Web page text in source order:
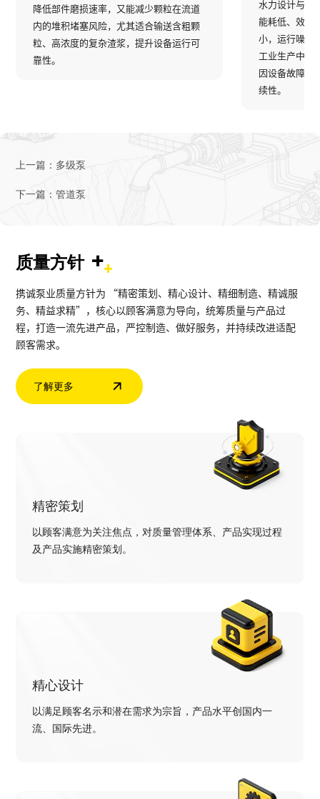
降低部件磨损速率，又能减少颗粒在流道
内的堆积堵塞风险，尤其适合输送含粗颗
粒、高浓度的复杂渣浆，提升设备运行可
靠性。
水力设计与低
能耗低、效率
小，运行噪音
工业生产中
因设备故障导
续性。
上一篇： 多级泵
下一篇：管道泵
质量方针 +
携诚泵业质量方针为 “精密策划、精心设计、精细制造、精诚服
务、精益求精”，核心以顾客满意为导向，统筹质量与产品过
程，打造一流先进产品，严控制造、做好服务，并持续改进适配
顾客需求。
了解更多
精密策划
以顾客满意为关注焦点，对质量管理体系、产品实现过程
及产品实施精密策划。
精心设计
以满足顾客名示和潜在需求为宗旨，产品水平创国内一
流、国际先进。